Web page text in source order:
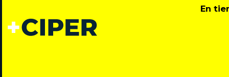
En
Todos los derechos reservados © 2007-2026